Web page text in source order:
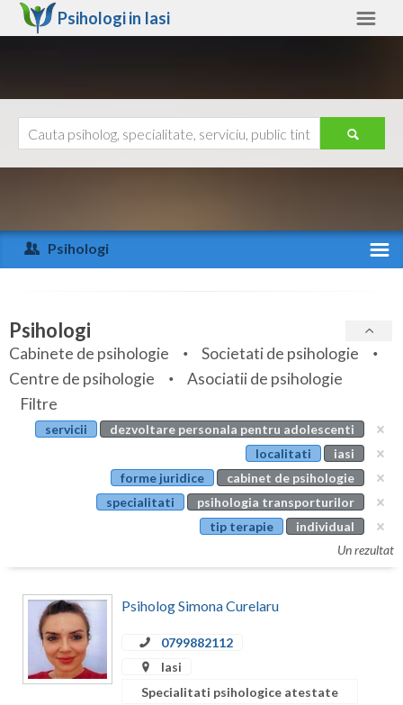
Psihologi in Iasi
Arad
Arges
Bihor
Bistrita-Nasaud
Botosani
Calarasi
Caras-Severin
Ajutor
Psihologi
Specialitati
Servicii
Articole
Evenimente
Membri
Psihologi
Cabinete de psihologie
Societati de psihologie
Centre de psihologie
Asociatii de psihologie
Filtre
servicii
dezvoltare personala pentru adolescenti
localitati
iasi
forme juridice
cabinet de psihologie
specialitati
psihologia transporturilor
tip terapie
individual
Un rezultat
Psiholog Simona Curelaru
0799882112
Iasi
Specialitati psihologice atestate